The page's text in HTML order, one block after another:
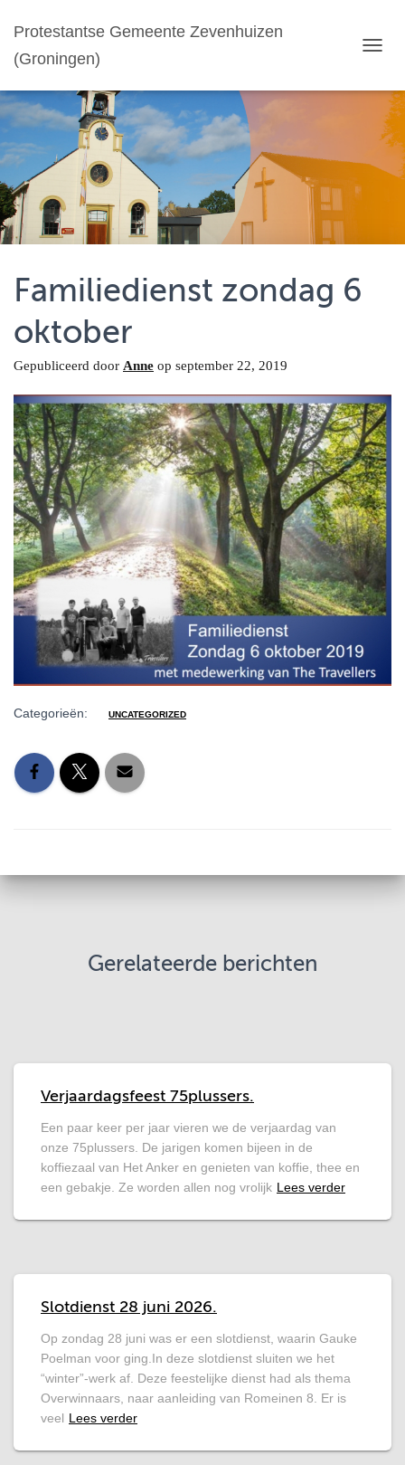
Protestantse Gemeente Zevenhuizen
(Groningen)
G
A
Familiedienst zondag 6
oktober
Gepubliceerd door Anne op september 22, 2019
Categorieën: UNCATEGORIZED
Gerelateerde berichten
Verjaardagsfeest 75plussers.
Een paar keer per jaar vieren we de verjaardag van
onze 75plussers. De jarigen komen bijeen in de
koffiezaal van Het Anker en genieten van koffie, thee en
een gebakje. Ze worden allen nog vrolijk Lees verder
Slotdienst 28 juni 2026.
Op zondag 28 juni was er een slotdienst, waarin Gauke
Poelman voor ging.In deze slotdienst sluiten we het
“winter”-werk af. Deze feestelijke dienst had als thema
Overwinnaars, naar aanleiding van Romeinen 8. Er is
veel Lees verder